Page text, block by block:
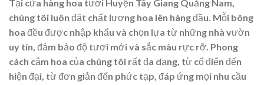
Tại cửa hàng hoa tươi Huyện Tây Giang Quảng Nam,
chúng tôi luôn đặt chất lượng hoa lên hàng đầu. Mỗi bông
hoa đều được nhập khẩu và chọn lựa từ những nhà vườn
uy tín, đảm bảo độ tươi mới và sắc màu rực rỡ. Phong
cách cắm hoa của chúng tôi rất đa dạng, từ cổ điển đến
hiện đại, từ đơn giản đến phức tạp, đáp ứng mọi nhu cầu